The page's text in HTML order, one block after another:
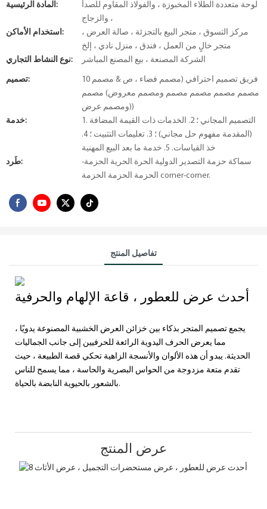
المادة الرئيسية:
لوحة متعددة الطلاء المخبوزة ، والفولاذ المقاوم للصدأ
، والزجاج
استخدام الأماكن:
مركز التسوق ، متجر البيع بالتجزئة ، صالة العرض ،
متجر خالٍ من العمل ، فندق ، منزل نادي ، إلخ
نوع النشاط التجاري:
الشركة المصنعة ، بيع المصنع المباشر
تصميم:
10 فريق تصميم احترافي (مصمم فضاء ، ص & مصمم
مصمم مصمم مصمم مصمم ومصمم معروض) مصمم
ومصمم عرض))
خدمة:
1. التصميم المجاني ؛ 2. الخدمات ذات القيمة المضافة
(المقدمة مفهوم حل مجاني) ؛ 3. تعليمات التثبيت ؛ 4.
خذ القياسات. 5. خدمة ما بعد البيع المهنية
طَرد:
سماكة حزمة التصدير الدولية الحرة الحرية الحزمة-
الحزمة الحزمة الحزمة corner-corner.
تفاصيل المنتج
أحدث عرض للعطور ، قاعة الإلهام والحرفية
يجمع تصميم المتجر بذكاء بين خزائن العرض الخشبية المصنوعة يدويًا ،
مما يعرض الحرف اليدوية الرائعة للحرفيين إلى جانب الجماليات
الحديثة. يبدو أن هذه الألوان والأنسجة الزاهية تحكي قصة الطبيعة ، حيث
تقدم متعة مزدوجة من الحواس البصرية والحاسة ، مما يسمح للناس
بالشعور بالحيوية النابضة بالحياة.
عرض المنتج